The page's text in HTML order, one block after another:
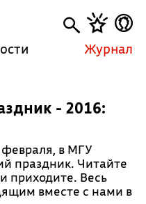
Журнал
- 2016:
февраля, в МГУ
праздник. Читайте
приходите. Весь
вместе с нами в